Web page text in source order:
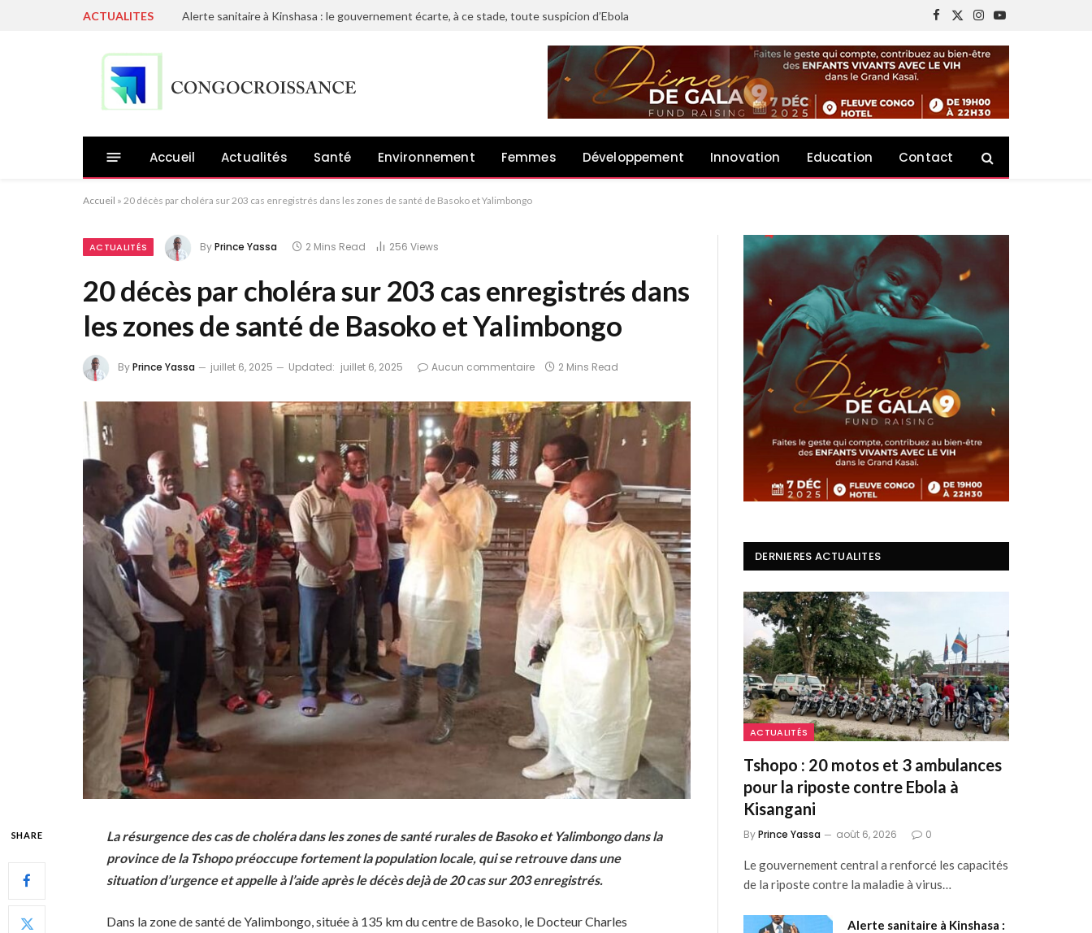
ACTUALITES Alerte sanitaire à Kinshasa : le gouvernement écarte, à ce stade, toute suspicion d’Ebola
Facebook
X
Instagram
YouTube
Accueil Actualités Santé Environnement Femmes Développement Innovation Education Contact
Accueil » 20 décès par choléra sur 203 cas enregistrés dans les zones de santé de Basoko et Yalimbongo
ACTUALITÉS ByPrince Yassa 2 Mins Read 256Views
20 décès par choléra sur 203 cas enregistrés dans
les zones de santé de Basoko et Yalimbongo
ByPrince Yassa juillet 6, 2025 Updated: juillet 6, 2025 Aucun commentaire 2 Mins Read
SHARE
La résurgence des cas de choléra dans les zones de santé rurales de Basoko et Yalimbongo dans la
province de la Tshopo préoccupe fortement la population locale, qui se retrouve dans une
situation d’urgence et appelle à l’aide après le décès dejà de 20 cas sur 203 enregistrés.
Dans la zone de santé de Yalimbongo, située à 135 km du centre de Basoko, le Docteur Charles
DERNIERES ACTUALITES
ACTUALITÉS
Tshopo : 20 motos et 3 ambulances
pour la riposte contre Ebola à
Kisangani
ByPrince Yassa août 6, 2026 0
Le gouvernement central a renforcé les capacités
de la riposte contre la maladie à virus…
Alerte sanitaire à Kinshasa :